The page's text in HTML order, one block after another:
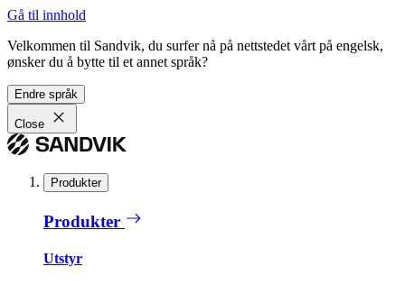
Gå til innhold
Velkommen til Sandvik, du surfer nå på nettstedet vårt på engelsk,
ønsker du å bytte til et annet språk?
Endre språk
Close
Produkter
Produkter
Utstyr